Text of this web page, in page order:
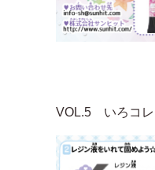
VOL.5 いろコ